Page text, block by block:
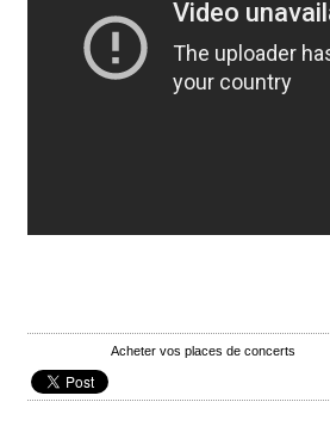
Acheter vos places de concerts